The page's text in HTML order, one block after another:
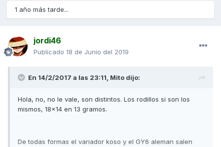
1 año más tarde...
jordi46
Publicado 18 de Junio del 2019
En 14/2/2017 a las 23:11, Mito dijo:
Hola, no, no le vale, son distintos. Los rodillos si son los
mismos, 18x14 en 13 gramos.
De todas formas el variador koso y el GY6 aleman salen